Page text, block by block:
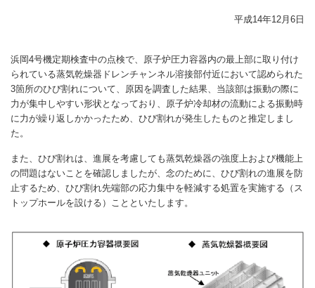
平成14年12月6日
浜岡4号機定期検査中の点検で、原子炉圧力容器内の最上部に取り付け
られている蒸気乾燥器ドレンチャンネル溶接部付近において認められた
3箇所のひび割れについて、原因を調査した結果、当該部は振動の際に
力が集中しやすい形状となっており、原子炉冷却材の流動による振動時
に力が繰り返しかかったため、ひび割れが発生したものと推定しまし
た。
また、ひび割れは、進展を考慮しても蒸気乾燥器の強度上および機能上
の問題はないことを確認しましたが、念のために、ひび割れの進展を防
止するため、ひび割れ先端部の応力集中を軽減する処置を実施する（ス
トップホールを設ける）ことといたします。